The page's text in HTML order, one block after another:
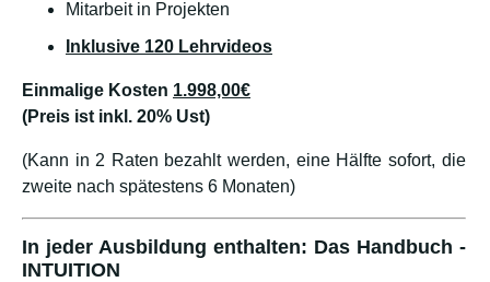
Mitarbeit in Projekten
Inklusive 120 Lehrvideos
Einmalige Kosten 1.998,00€
(Preis ist inkl. 20% Ust)
(Kann in 2 Raten bezahlt werden, eine Hälfte sofort, die
zweite nach spätestens 6 Monaten)
In jeder Ausbildung enthalten: Das Handbuch -
INTUITION